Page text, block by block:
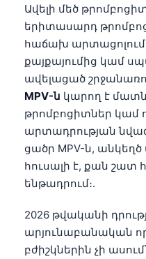
Ավելի մեծ
երիտասարդ
հաճախ արտացոլում
քայքայումից կամ
ավելացած
MPV-ն կարող է
թրոմբոցիտներ կամ
արտադրության
ցածր MPV-ն,
հուսալի է, քան շատ
ենթադրում։.
2026 թվականի
արյունաբանական
բժիշկներին չի